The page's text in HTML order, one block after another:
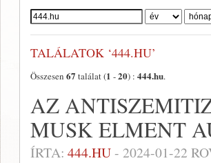
Szerző:
TALÁLATOK ‘444.HU’
Összesen 67 találat (1 -20) : 444.hu.
AZ
MUSK ELMENT
ÍRTA: 444.HU- 2024-01-22